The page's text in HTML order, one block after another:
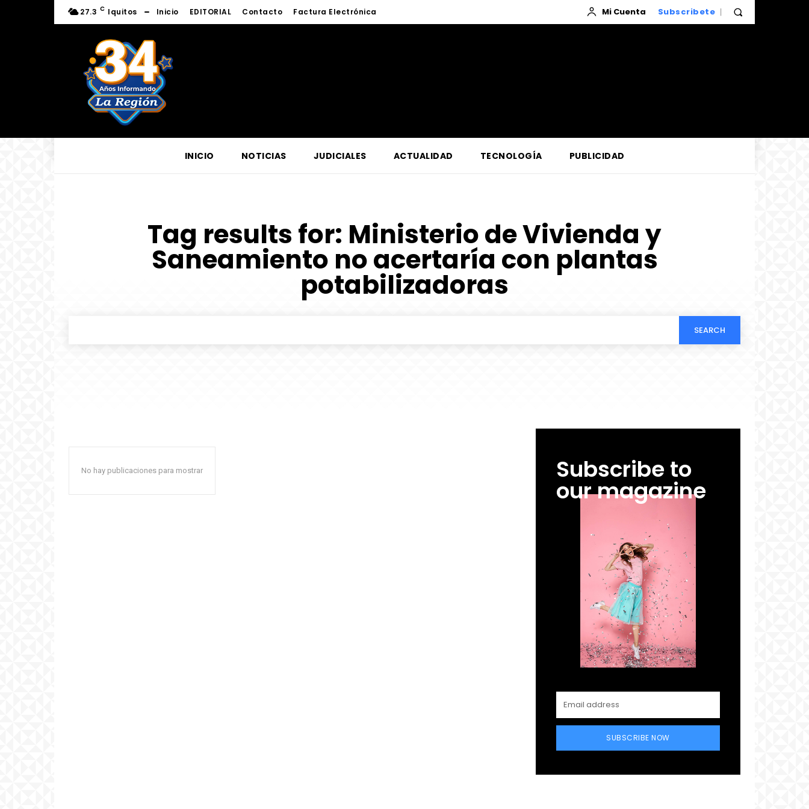
27.3 C Iquitos Inicio EDITORIAL Contacto Factura Electrónica Mi Cuenta Subscribete
INICIO NOTICIAS JUDICIALES ACTUALIDAD TECNOLOGÍA PUBLICIDAD
Tag results for: Ministerio de Vivienda y
Saneamiento no acertaría con plantas
potabilizadoras
SEARCH
No hay publicaciones para mostrar Subscribe to
our magazine
SUBSCRIBE NOW